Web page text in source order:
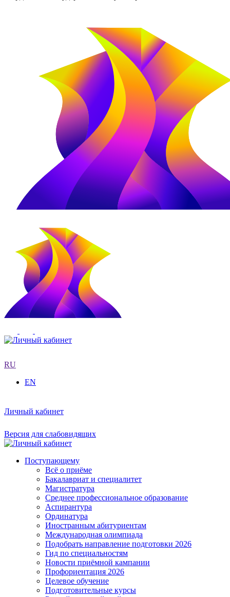
RU
EN
Личный кабинет
Версия для слабовидящих
Поступающему
Всё о приёме
Бакалавриат и специалитет
Магистратура
Среднее профессиональное образование
Аспирантура
Ординатура
Иностранным абитуриентам
Международная олимпиада
Подобрать направление подготовки 2026
Гид по специальностям
Новости приёмной кампании
Профориентация 2026
Целевое обучение
Подготовительные курсы